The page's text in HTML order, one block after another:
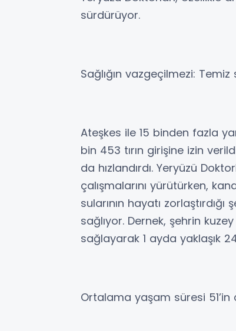
sürdürüyor.
Sağlığın vazgeçilmezi:
Ateşkes ile 15 binden fazla
bin 453 tırın girişine izin
da hızlandırdı. Yeryüzü
çalışmalarını yürütürken,
sularının hayatı
sağlıyor. Dernek, şehrin
sağlayarak 1 ayda yaklaşık
Ortalama yaşam süresi 51’in